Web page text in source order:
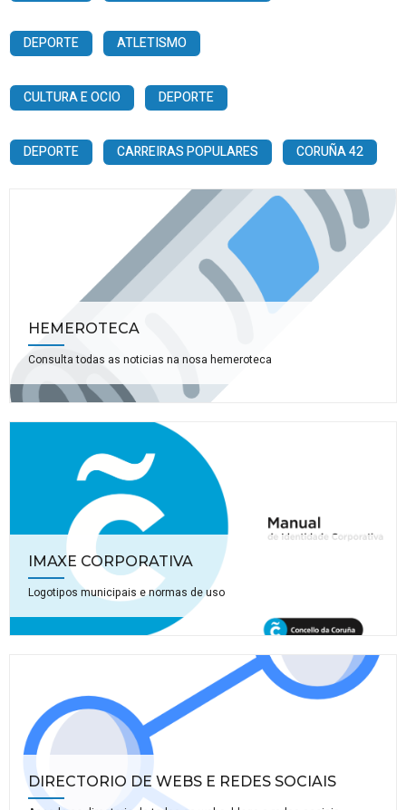
DEPORTE ATLETISMO
CULTURA E OCIO DEPORTE
DEPORTE CARREIRAS POPULARES CORUÑA 42
HEMEROTECA
Consulta todas as noticias na nosa hemeroteca
IMAXE CORPORATIVA
Logotipos municipais e normas de uso
DIRECTORIO DE WEBS E REDES SOCIAIS